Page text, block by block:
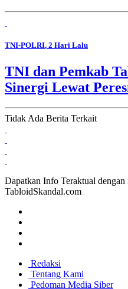
TNI-POLRI, 2 Hari Lalu
TNI dan Pemkab
Sinergi Lewat
Tidak Ada Berita Terkait
Dapatkan Info Teraktual
TabloidSkandal.com
Redaksi
Tentang Kami
Pedoman Media Siber